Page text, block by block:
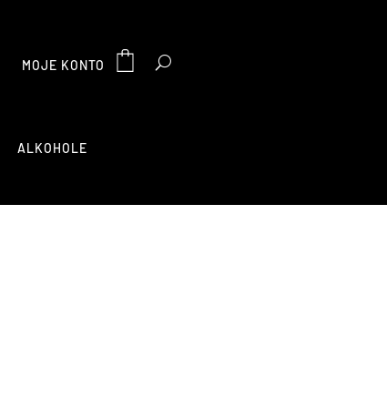
MOJE KONTO
ALKOHOLE